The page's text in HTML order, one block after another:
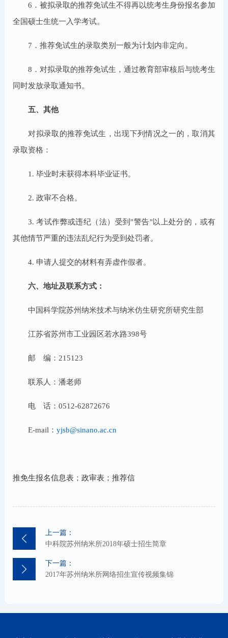
6．被拟录取的推荐免试生不得再以统考生身份报名参加
全国硕士生统一入学考试。
7．推荐免试生的录取类别一般为计划内非定向。
8．对拟录取的推荐免试生，通过教育部审核后与统考生
同时发放录取通知书。
五、其他
对拟录取的推荐免试生，出现下列情况之一的，取消其
录取资格：
1. 毕业时未获得本科毕业证书。
2. 政审不合格。
3. 考试作弊或违纪（法）受到"警告"以上处分的，或有
其他情节严重的违法乱纪行为受到处罚者。
4. 申请人提交的材料有弄虚作假者。
六、地址及联系方式：
中国科学院苏州纳米技术与纳米仿生研究所研究生部
江苏省苏州市工业园区若水路398号
邮 编：215123
联系人：潘老师
电 话：0512-62872676
E-mail： yjsb@sinano.ac.cn
推免生报名信息表； 政审表； 推荐信
上一篇：
中科院苏州纳米所2018年硕士招生简章
下一篇：
2017年苏州纳米所网络招生宣传视频集锦